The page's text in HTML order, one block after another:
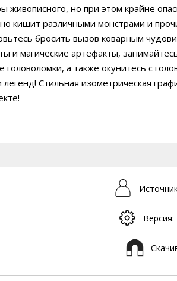
живописного, но при этом крайне
кишит различными монстрами и
бросить вызов коварным
и магические артефакты,
головоломки, а также окунитесь с
Стильная изометрическая